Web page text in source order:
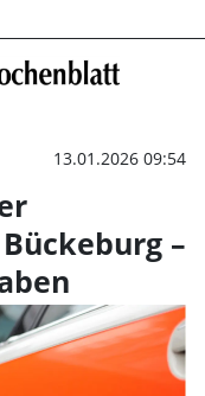
13.01.2026 09:54
–